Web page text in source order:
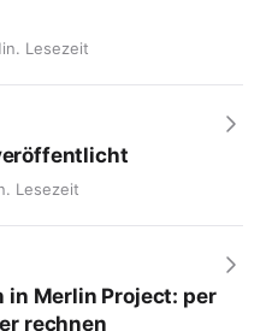
Lesezeit
Lesezeit
Merlin Project: per
rechnen